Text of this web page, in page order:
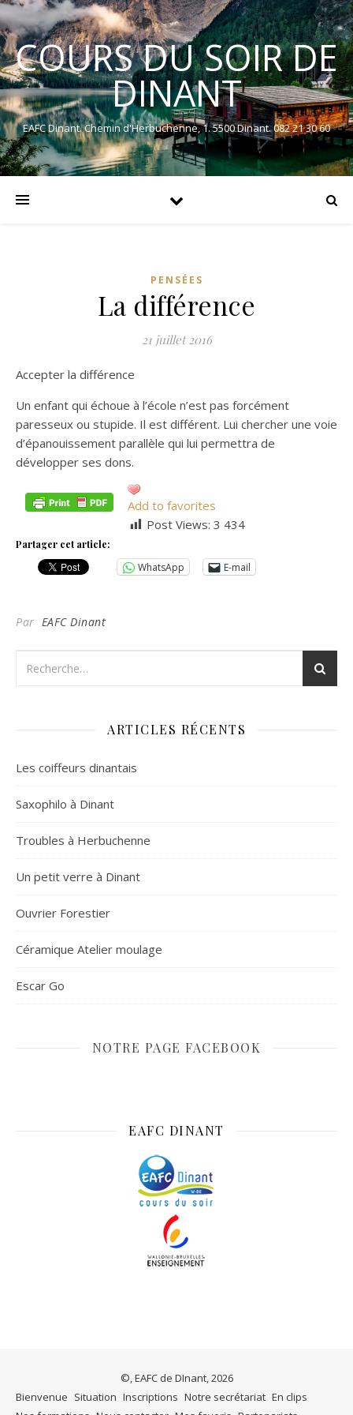
COURS DU SOIR DE
DINANT
EAFC Dinant. Chemin d'Herbuchenne, 1. 5500 Dinant. 082 21 30 60
PENSÉES
La différence
21 juillet 2016
Accepter la différence
Un enfant qui échoue à l’école n’est pas forcément
paresseux ou stupide. Il est différent. Lui chercher une voie
d’épanouissement parallèle qui lui permettra de
développer ses dons.
Add to favorites
Post Views: 3 434
Partager cet article:
WhatsApp E-mail
Par EAFC Dinant
ARTICLES RÉCENTS
Les coiffeurs dinantais
Saxophilo à Dinant
Troubles à Herbuchenne
Un petit verre à Dinant
Ouvrier Forestier
Céramique Atelier moulage
Escar Go
NOTRE PAGE FACEBOOK
EAFC DINANT
©, EAFC de DInant, 2026
Bienvenue Situation Inscriptions Notre secrétariat En clips